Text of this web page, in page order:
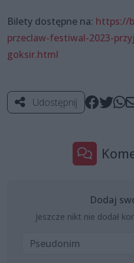
Bilety dostępne na: https://
przeclaw-festiwal-2023-
goksir.html
Udostępnij
Dodaj
Jeszcze nikt nie dodał